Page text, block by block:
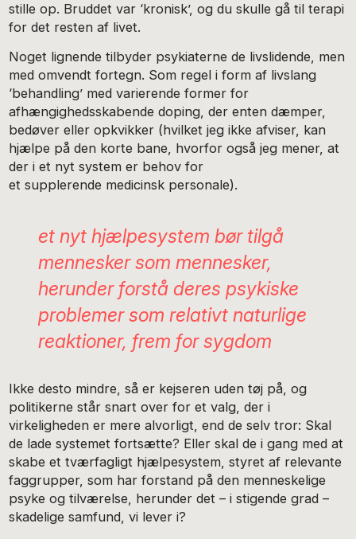
stille op. Bruddet var ‘kronisk’, og du skulle gå til terapi
for det resten af livet.
Noget lignende tilbyder psykiaterne de livslidende, men
med omvendt fortegn. Som regel i form af livslang
‘behandling’ med varierende former for
afhængighedsskabende doping, der enten dæmper,
bedøver eller opkvikker (hvilket jeg ikke afviser, kan
hjælpe på den korte bane, hvorfor også jeg mener, at
der i et nyt system er behov for
et supplerende medicinsk personale).
et nyt hjælpesystem bør tilgå
mennesker som mennesker,
herunder forstå deres psykiske
problemer som relativt naturlige
reaktioner, frem for sygdom
Ikke desto mindre, så er kejseren uden tøj på, og
politikerne står snart over for et valg, der i
virkeligheden er mere alvorligt, end de selv tror: Skal
de lade systemet fortsætte? Eller skal de i gang med at
skabe et tværfagligt hjælpesystem, styret af relevante
faggrupper, som har forstand på den menneskelige
psyke og tilværelse, herunder det – i stigende grad –
skadelige samfund, vi lever i?